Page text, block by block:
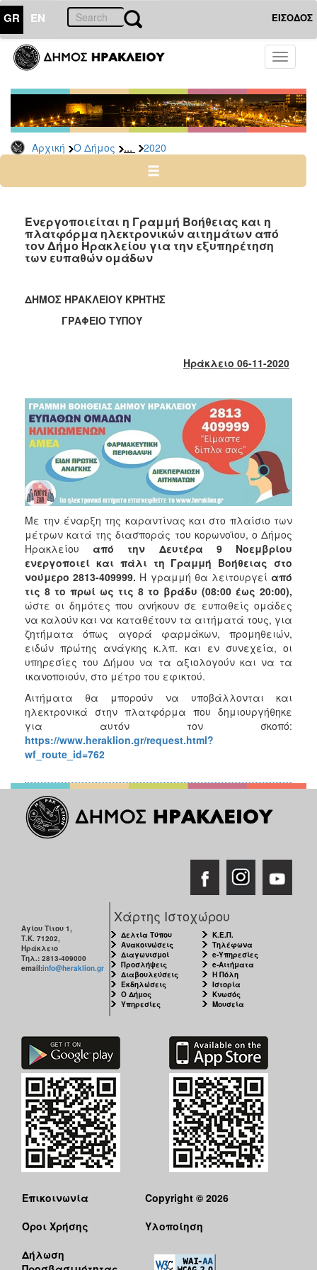
GR EN ΕΙΣΟΔΟΣ
Toggle
Αρχική Ο Δήμος ... 2020
ΔΗΜΟΣ
Δελτία
Τύπου
Αρχείο
2026
2024
2022
2021
2019
2018
2013
2012
2011
2010
ΤΟΠΟΣ
ΠΟΛΙΤΙΣΜΟΣ
ΑΝΘΕΚΤΙΚΗ
ΠΟΛΗ
Ενεργοποιείται η Γραμμή Βοήθειας και η
πλατφόρμα ηλεκτρονικών αιτημάτων από
τον Δήμο Ηρακλείου για την εξυπηρέτηση
των ευπαθών ομάδων
ΔΗΜΟΣ ΗΡΑΚΛΕΙΟΥ ΚΡΗΤΗΣ
ΓΡΑΦΕΙΟ ΤΥΠΟΥ
Ηράκλειο 06-11-2020
Με την έναρξη της καραντίνας και στο πλαίσιο των
μέτρων κατά της διασποράς του κορωνοϊου, ο Δήμος
Ηρακλείουαπό την Δευτέρα 9 Νοεμβρίου
ενεργοποιεί και πάλι τη Γραμμή Βοήθειας στο
νούμερο 2813-409999. Η γραμμή θα λειτουργείαπό
τις 8 το πρωί ως τις 8 το βράδυ (08:00 έως 20:00),
ώστε οι δημότες που ανήκουν σε ευπαθείς ομάδες
να καλούν και να καταθέτουν τα αιτήματά τους, για
ζητήματα όπως αγορά φαρμάκων, προμηθειών,
ειδών πρώτης ανάγκης κ.λπ. και εν συνεχεία, οι
υπηρεσίες του Δήμου να τα αξιολογούν και να τα
ικανοποιούν, στο μέτρο του εφικτού.
Αιτήματα θα μπορούν να υποβάλλονται και
ηλεκτρονικά στην πλατφόρμα που δημιουργήθηκε
για αυτόν τον σκοπό:
https://www.heraklion.gr/request.html?
wf_route_id=762
Αγίου Τίτου 1,
Τ.Κ. 71202,
Ηράκλειο
Τηλ.: 2813-409000
email:info@heraklion.gr
Χάρτης Ιστοχώρου
Δελτία Τύπου
Ανακοινώσεις
Διαγωνισμοί
Προσλήψεις
Διαβουλεύσεις
Εκδηλώσεις
Ο Δήμος
Υπηρεσίες
Κ.Ε.Π.
Τηλέφωνα
e-Υπηρεσίες
e-Αιτήματα
Η Πόλη
Ιστορία
Κνωσός
Μουσεία
Επικοινωνία
Όροι Χρήσης
Δήλωση
Copyright © 2026
Υλοποίηση